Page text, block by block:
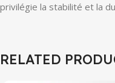
privilégie la stabilité et la
RELATED